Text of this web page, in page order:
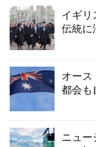
イギリ
伝統に
オース
都会も
ニュー